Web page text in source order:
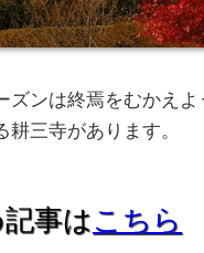
ズンは終焉をむかえ
三寺があります。
事はこちら